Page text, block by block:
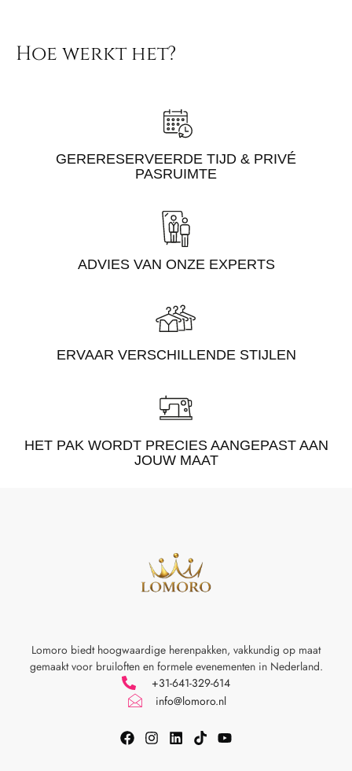
Hoe werkt het?
GERERESERVEERDE TIJD & PRIVÉ
PASRUIMTE
ADVIES VAN ONZE EXPERTS
ERVAAR VERSCHILLENDE STIJLEN
HET PAK WORDT PRECIES AANGEPAST AAN
JOUW MAAT
Lomoro biedt hoogwaardige herenpakken, vakkundig op maat
gemaakt voor bruiloften en formele evenementen in Nederland.
+31-641-329-614
info@lomoro.nl